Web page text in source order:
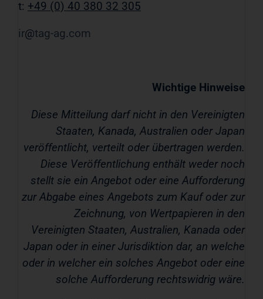
t: +49 (0) 40 380 32 305
ir
tag-ag com
Wichtige Hinweise
Diese Mitteilung darf nicht in den Vereinigten
Staaten, Kanada, Australien oder Japan
veröffentlicht, verteilt oder übertragen werden.
Diese Veröffentlichung enthält weder noch
stellt sie ein Angebot oder eine Aufforderung
zur Abgabe eines Angebots zum Kauf oder zur
Zeichnung, von Wertpapieren in den
Vereinigten Staaten, Australien, Kanada oder
Japan oder in einer Jurisdiktion dar, an welche
oder in welcher ein solches Angebot oder eine
solche Aufforderung rechtswidrig wäre.